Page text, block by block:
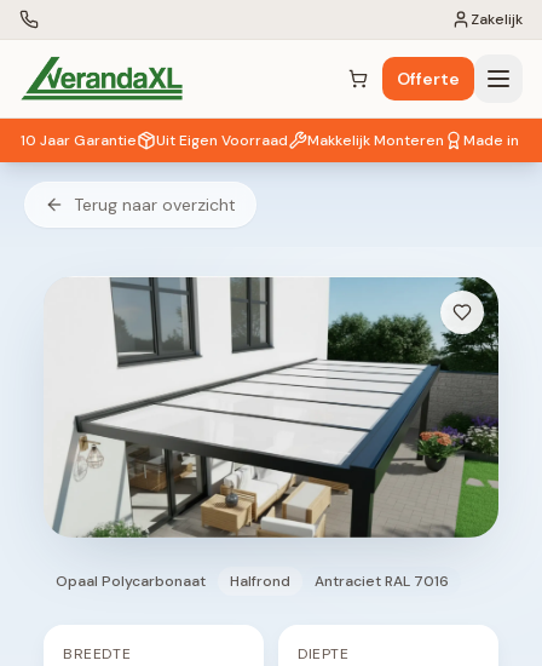
Zakelijk
Winkelwagen ( 0 items)
Offerte
10 Jaar Garantie Uit Eigen Voorraad Makkelijk Monteren Made in EU
Terug naar overzicht
Opaal Polycarbonaat Halfrond Antraciet RAL 7016
BREEDTE DIEPTE